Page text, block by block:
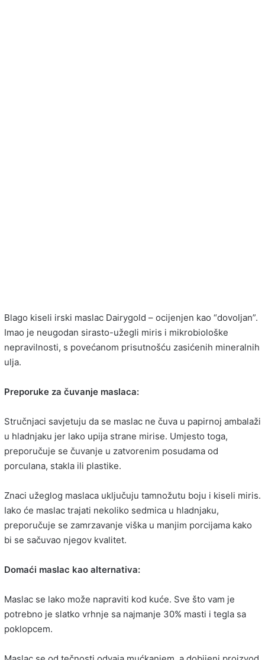
Blago kiseli irski maslac Dairygold – ocijenjen kao “dovoljan”.
Imao je neugodan sirasto-užegli miris i mikrobiološke
nepravilnosti, s povećanom prisutnošću zasićenih mineralnih
ulja.
Preporuke za čuvanje maslaca:
Stručnjaci savjetuju da se maslac ne čuva u papirnoj ambalaži
u hladnjaku jer lako upija strane mirise. Umjesto toga,
preporučuje se čuvanje u zatvorenim posudama od
porculana, stakla ili plastike.
Znaci užeglog maslaca uključuju tamnožutu boju i kiseli miris.
Iako će maslac trajati nekoliko sedmica u hladnjaku,
preporučuje se zamrzavanje viška u manjim porcijama kako
bi se sačuvao njegov kvalitet.
Domaći maslac kao alternativa:
Maslac se lako može napraviti kod kuće. Sve što vam je
potrebno je slatko vrhnje sa najmanje 30% masti i tegla sa
poklopcem.